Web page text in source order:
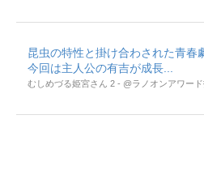
昆虫の特性と掛け合わされた青春
今回は主人公の有吉が成長...
むしめづる姫宮さん 2 - @ラノオンアワー